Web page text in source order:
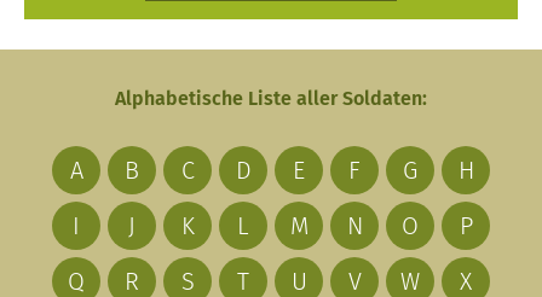
Alphabetische Liste aller Soldaten:
A B C D E F G
H
I
J K L M N O
P
Q
R S T U V W
X